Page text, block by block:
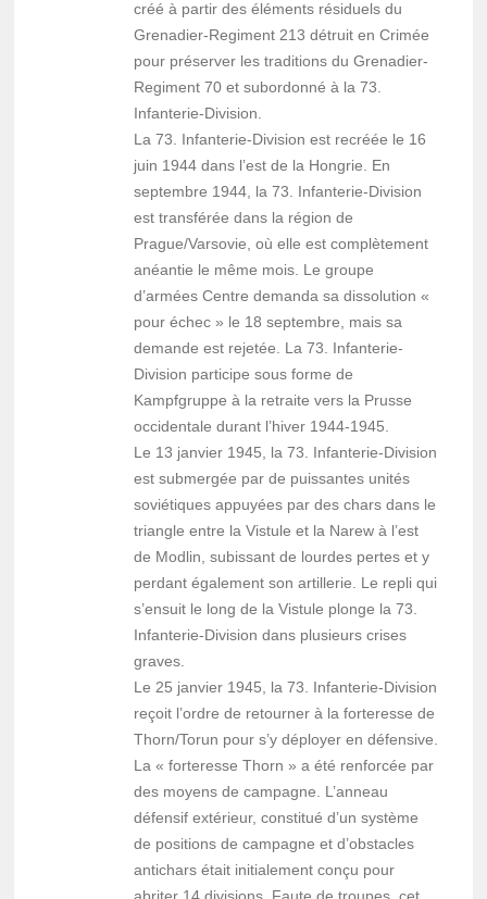
créé à partir des éléments résiduels du
Grenadier-Regiment 213 détruit en Crimée
pour préserver les traditions du Grenadier-
Regiment 70 et subordonné à la 73.
Infanterie-Division.
La 73. Infanterie-Division est recréée le 16
juin 1944 dans l’est de la Hongrie. En
septembre 1944, la 73. Infanterie-Division
est transférée dans la région de
Prague/Varsovie, où elle est complètement
anéantie le même mois. Le groupe
d’armées Centre demanda sa dissolution «
pour échec » le 18 septembre, mais sa
demande est rejetée. La 73. Infanterie-
Division participe sous forme de
Kampfgruppe à la retraite vers la Prusse
occidentale durant l’hiver 1944-1945.
Le 13 janvier 1945, la 73. Infanterie-Division
est submergée par de puissantes unités
soviétiques appuyées par des chars dans le
triangle entre la Vistule et la Narew à l’est
de Modlin, subissant de lourdes pertes et y
perdant également son artillerie. Le repli qui
s’ensuit le long de la Vistule plonge la 73.
Infanterie-Division dans plusieurs crises
graves.
Le 25 janvier 1945, la 73. Infanterie-Division
reçoit l’ordre de retourner à la forteresse de
Thorn/Torun pour s’y déployer en défensive.
La « forteresse Thorn » a été renforcée par
des moyens de campagne. L’anneau
défensif extérieur, constitué d’un système
de positions de campagne et d’obstacles
antichars était initialement conçu pour